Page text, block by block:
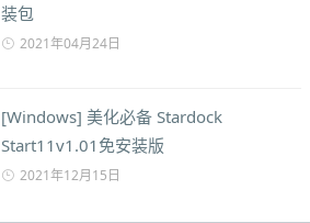
装包
2021年04月24日
[Windows] 美化必备 Stardock
Start11v1.01免安装版
2021年12月15日